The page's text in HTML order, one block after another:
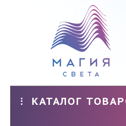
КАТАЛОГ